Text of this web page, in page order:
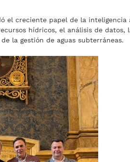
el creciente papel de la
hídricos, el análisis de datos,
la gestión de aguas subterráneas.